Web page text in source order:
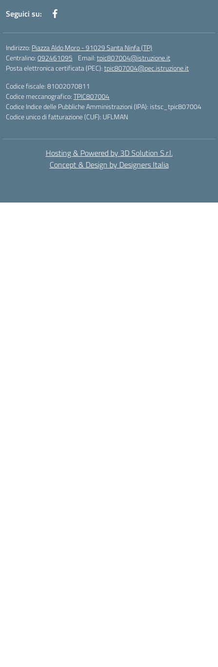
Seguici su:
Indirizzo: Piazza Aldo Moro - 91029 Santa Ninfa (TP)
Centralino:092461095 Email:tpic807004@istruzione.it
Posta elettronica certificata (PEC):tpic807004@pec.istruzione.it
Codice fiscale: 81002070811
Codice meccanografico:TPIC807004
Codice Indice delle Pubbliche Amministrazioni (IPA): istsc_tpic807004
Codice unico di fatturazione (CUF): UFLMAN
Hosting & Powered by 3D Solution S.r.l.
Concept & Design by Designers Italia